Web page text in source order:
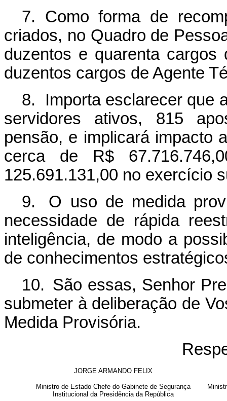
7. Como forma de
criados, no Quadro de
duzentos e quarenta
duzentos cargos de Agente
8. Importa esclarecer que
servidores ativos, 815
pensão, e implicará impacto
cerca de R$
125.691.131,00 no exercício
9.
O uso de medida
necessidade de rápida
inteligência, de modo a
de conhecimentos
10. São essas, Senhor
submeter à deliberação de
Medida Provisória.
JORGE ARMANDO FELIX
Ministro de Estado Chefe do Gabinete de Segurança
Institucional da Presidência da República